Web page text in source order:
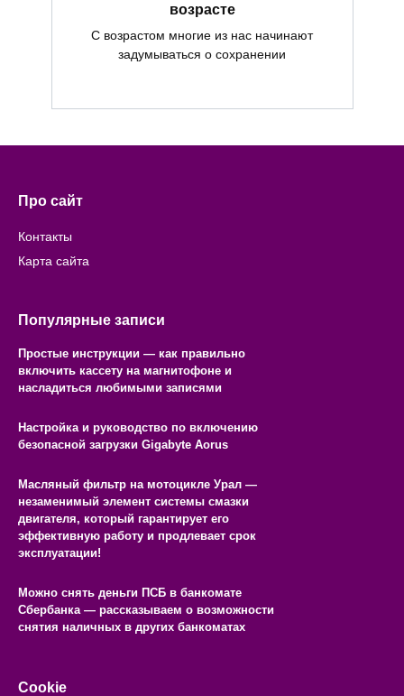
возрасте
С возрастом многие из нас начинают
задумываться о сохранении
Про сайт
Контакты
Карта сайта
Популярные записи
Простые инструкции — как правильно
включить кассету на магнитофоне и
насладиться любимыми записями
Настройка и руководство по включению
безопасной загрузки Gigabyte Aorus
Масляный фильтр на мотоцикле Урал —
незаменимый элемент системы смазки
двигателя, который гарантирует его
эффективную работу и продлевает срок
эксплуатации!
Можно снять деньги ПСБ в банкомате
Сбербанка — рассказываем о возможности
снятия наличных в других банкоматах
Cookie